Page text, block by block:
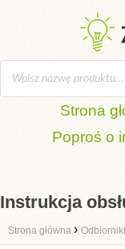
Strona
Poproś o
Instrukcja
Strona główna ›